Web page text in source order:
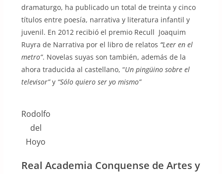
dramaturgo, ha publicado un total de treinta y cinco
títulos entre poesía, narrativa y literatura infantil y
juvenil. En 2012 recibió el premio Recull Joaquim
Ruyra de Narrativa por el libro de relatos “Leer en el
metro”. Novelas suyas son también, además de la
ahora traducida al castellano, “Un pingüino sobre el
televisor”y “Sólo quiero ser yo mismo”
Rodolfo
del
Hoyo
Real Academia Conquense de Artes y